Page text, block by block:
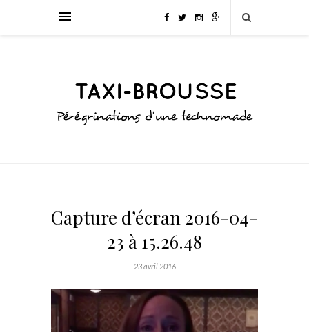
Capture d’écran 2016-04-
23 à 15.26.48
23 avril 2016